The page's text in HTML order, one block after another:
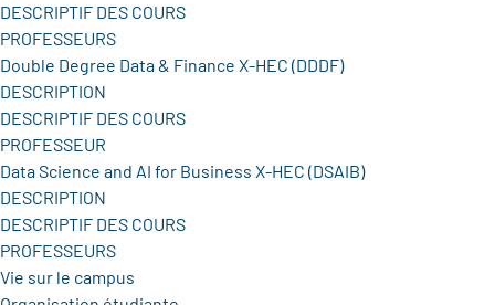
DESCRIPTIF DES COURS
PROFESSEURS
Double Degree Data & Finance X-HEC (DDDF)
DESCRIPTION
DESCRIPTIF DES COURS
PROFESSEUR
Data Science and AI for Business X-HEC (DSAIB)
DESCRIPTION
DESCRIPTIF DES COURS
PROFESSEURS
Vie sur le campus